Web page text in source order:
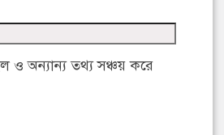
ও অন্যান্য তথ্য সঞ্চয় করে